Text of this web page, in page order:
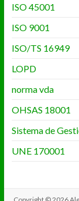
ISO 45001
ISO 9001
ISO/TS 16949
LOPD
norma vda
OHSAS 18001
Sistema de
UNE 170001